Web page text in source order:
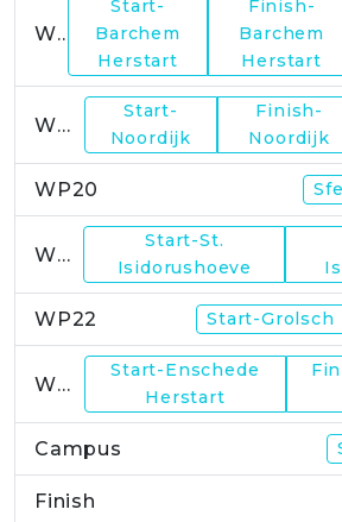
WP17
Start-
Barchem
Herstart
Finish-
Barchem
Herstart
WP19
Start-
Noordijk
Finish-
Noordijk
WP20
WP21
Start-St.
Isidorushoeve
WP22 Start-Grolsch
WP23
Start-Enschede
Herstart
Campus
Finish